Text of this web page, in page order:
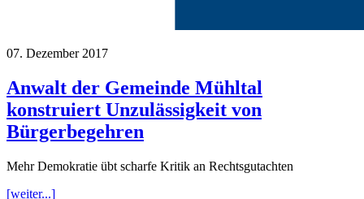
07. Dezember 2017
Anwalt der Gemeinde Mühltal
konstruiert Unzulässigkeit von
Bürgerbegehren
Mehr Demokratie übt scharfe Kritik an Rechtsgutachten
[weiter...]